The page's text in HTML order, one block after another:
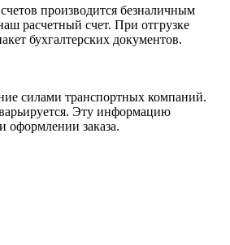
производится безналичным
расчетный счет. При отгрузке
бухгалтерских документов.
силами транспортных компаний.
Эту информацию
оформлении заказа.